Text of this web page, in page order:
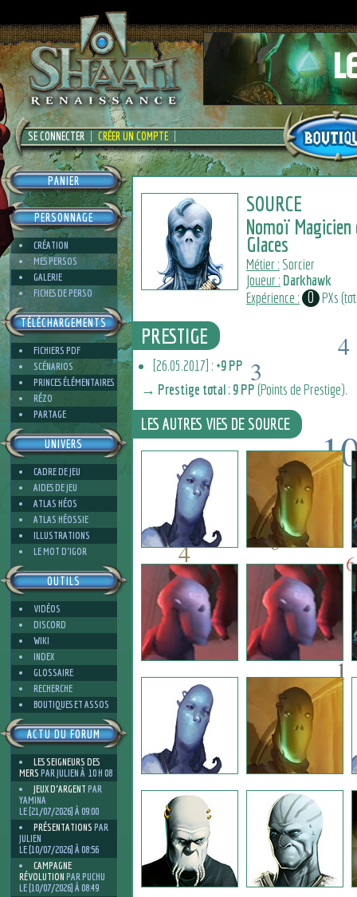
SE CONNECTER CRÉER UN COMPTE
PANIER
PERSONNAGE
CRÉATION
MES PERSOS
GALERIE
FICHES DE PERSO
TÉLÉCHARGEMENTS
FICHIERS PDF
SCÉNARIOS
PRINCES ÉLÉMENTAIRES
RÉZO
PARTAGE
UNIVERS
CADRE DE JEU
AIDES DE JEU
ATLAS HÉOS
ATLAS HÉOSSIE
ILLUSTRATIONS
LE MOT D'IGOR
OUTILS
VIDÉOS
DISCORD
WIKI
INDEX
GLOSSAIRE
RECHERCHE
BOUTIQUES ET ASSOS
ACTU DU FORUM
LES SEIGNEURS DES
MERS PAR JULIEN À 10 H 08
JEUX D'ARGENT PAR
YAMINA
LE [21/07/2026] À 09:00
PRÉSENTATIONS PAR
JULIEN
LE [10/07/2026] À 08:56
CAMPAGNE
RÉVOLUTION PAR PUCHU
LE [10/07/2026] À 08:49
SOURCE
Nomoï Magicien
Glaces
Métier : Sorcier
Joueur : Darkhawk
Expérience : 0 PXs
6
10
6
6
1
2
4
3
3
4
PRESTIGE
[26.05.2017] : +9 PP
→ Prestige total : 9 PP (Points de Prestige).
LES AUTRES VIES DE SOURCE